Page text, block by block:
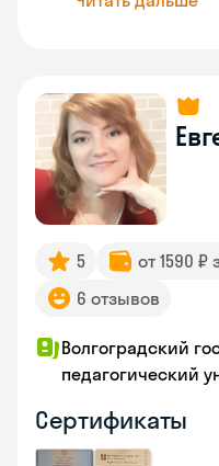
5 от 1590 ₽
6 отзывов
Волгоградский
педагогический
Сертификаты